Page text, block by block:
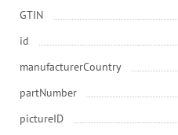
GTIN
id
manufacturerCountry
partNumber
pictureID